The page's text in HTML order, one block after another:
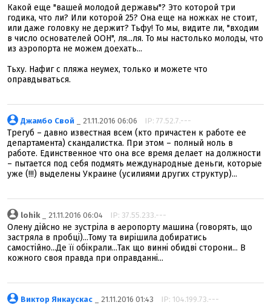
Какой еще "вашей молодой державы"? Это которой три
годика, что ли? Или которой 25? Она еще на ножках не стоит,
или даже головку не держит? Тьфу! То мы, видите ли, "входим
в число основателей ООН", ля...ля. То мы настолько молоды, что
из аэропорта не можем доехать...
Тьху. Нафиг с пляжа неумех, только и можете что
оправдываться.
Джамбо Свой _ 21.11.2016 06:06 IP: 77.52.7.---
Трегуб – давно известная всем (кто причастен к работе ее
департамента) скандалистка. При этом – полный ноль в
работе. Единственное что она все время делает на должности
– пытается под себя подмять международные деньги, которые
уже (!!!) выделены Украине (усилиями других структур)...
lohik_ 21.11.2016 06:04 IP: 37.55.233.---
Олену дійсно не зустріла в аеропорту машина (говорять, що
застряла в пробці)...Тому та вирішила добиратись
самостійно...Де її обікрали...Так що винні обидві сторони... В
кожного своя правда при оправданні...
Виктор Янкаускас _ 21.11.2016 01:43 IP: 104.199.73.---